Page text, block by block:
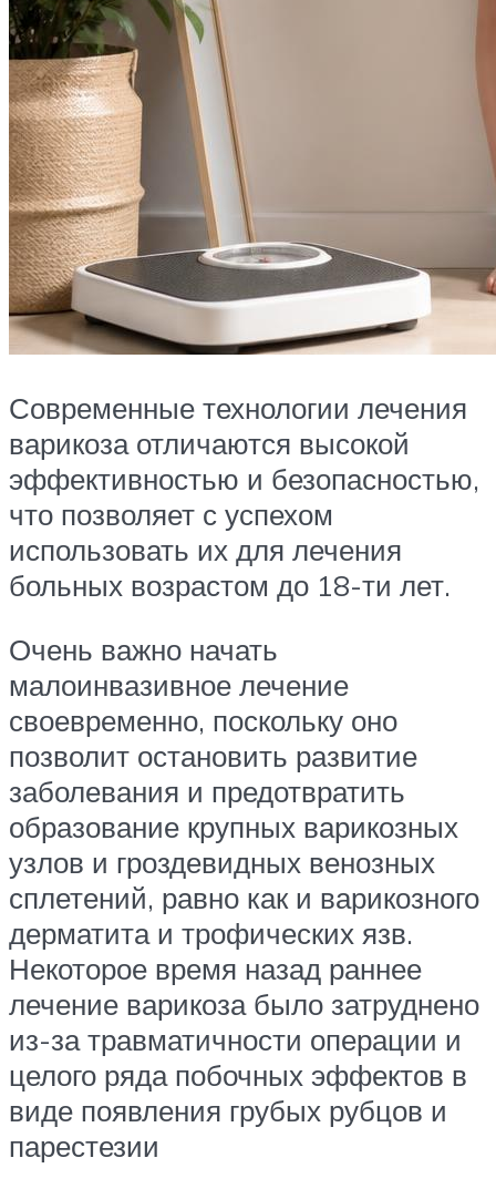
Современные технологии лечения
варикоза отличаются высокой
эффективностью и безопасностью,
что позволяет с успехом
использовать их для лечения
больных возрастом до 18-ти лет.
Очень важно начать
малоинвазивное лечение
своевременно, поскольку оно
позволит остановить развитие
заболевания и предотвратить
образование крупных варикозных
узлов и гроздевидных венозных
сплетений, равно как и варикозного
дерматита и трофических язв.
Некоторое время назад раннее
лечение варикоза было затруднено
из-за травматичности операции и
целого ряда побочных эффектов в
виде появления грубых рубцов и
парестезии